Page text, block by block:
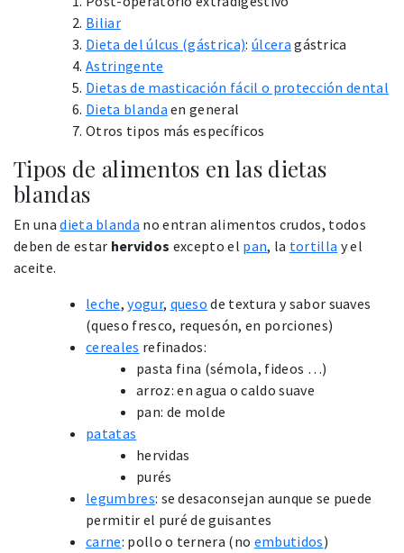
Biliar
Dieta del úlcus (gástrica): úlcera gástrica
Astringente
Dietas de masticación fácil o protección dental
Dieta blanda en general
Otros tipos más específicos
Tipos de alimentos en las dietas
blandas
En unadieta blanda no entran alimentos crudos, todos
deben de estar hervidos excepto el pan, la tortilla y el
aceite.
leche,yogur, queso de textura y sabor suaves
(queso fresco, requesón, en porciones)
cereales refinados:
pasta fina (sémola, fideos …)
arroz: en agua o caldo suave
pan: de molde
patatas
hervidas
purés
legumbres: se desaconsejan aunque se puede
permitir el puré de guisantes
carne: pollo o ternera (no embutidos)